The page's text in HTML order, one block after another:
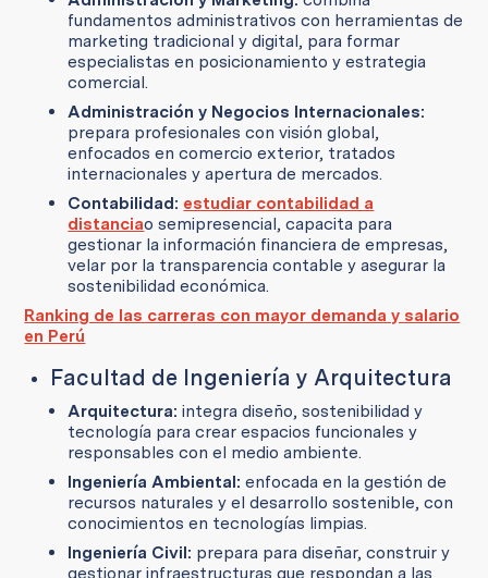
fundamentos administrativos con herramientas de
marketing tradicional y digital, para formar
especialistas en posicionamiento y estrategia
comercial.
Administración y Negocios Internacionales:
prepara profesionales con visión global,
enfocados en comercio exterior, tratados
internacionales y apertura de mercados.
Contabilidad: estudiar contabilidad a
distanciao semipresencial, capacita para
gestionar la información financiera de empresas,
velar por la transparencia contable y asegurar la
sostenibilidad económica.
Ranking de las carreras con mayor demanda y salario
en Perú
Facultad de Ingeniería y Arquitectura
Arquitectura: integra diseño, sostenibilidad y
tecnología para crear espacios funcionales y
responsables con el medio ambiente.
Ingeniería Ambiental: enfocada en la gestión de
recursos naturales y el desarrollo sostenible, con
conocimientos en tecnologías limpias.
Ingeniería Civil: prepara para diseñar, construir y
gestionar infraestructuras que respondan a las